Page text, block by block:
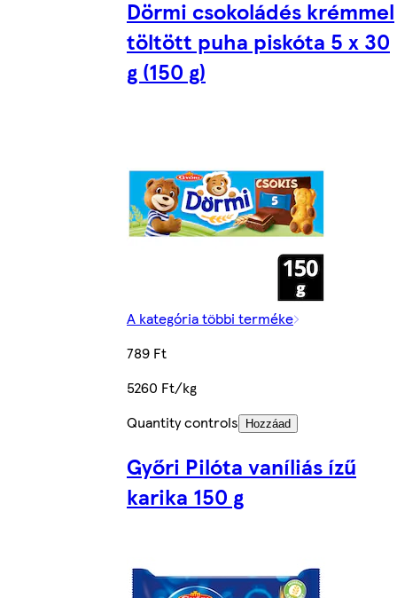
Dörmi csokoládés krémmel
töltött puha piskóta 5 x 30
g (150 g)
A kategória többi terméke
789 Ft
5260 Ft/kg
Quantity controls
Hozzáad
Győri Pilóta vaníliás ízű
karika 150 g